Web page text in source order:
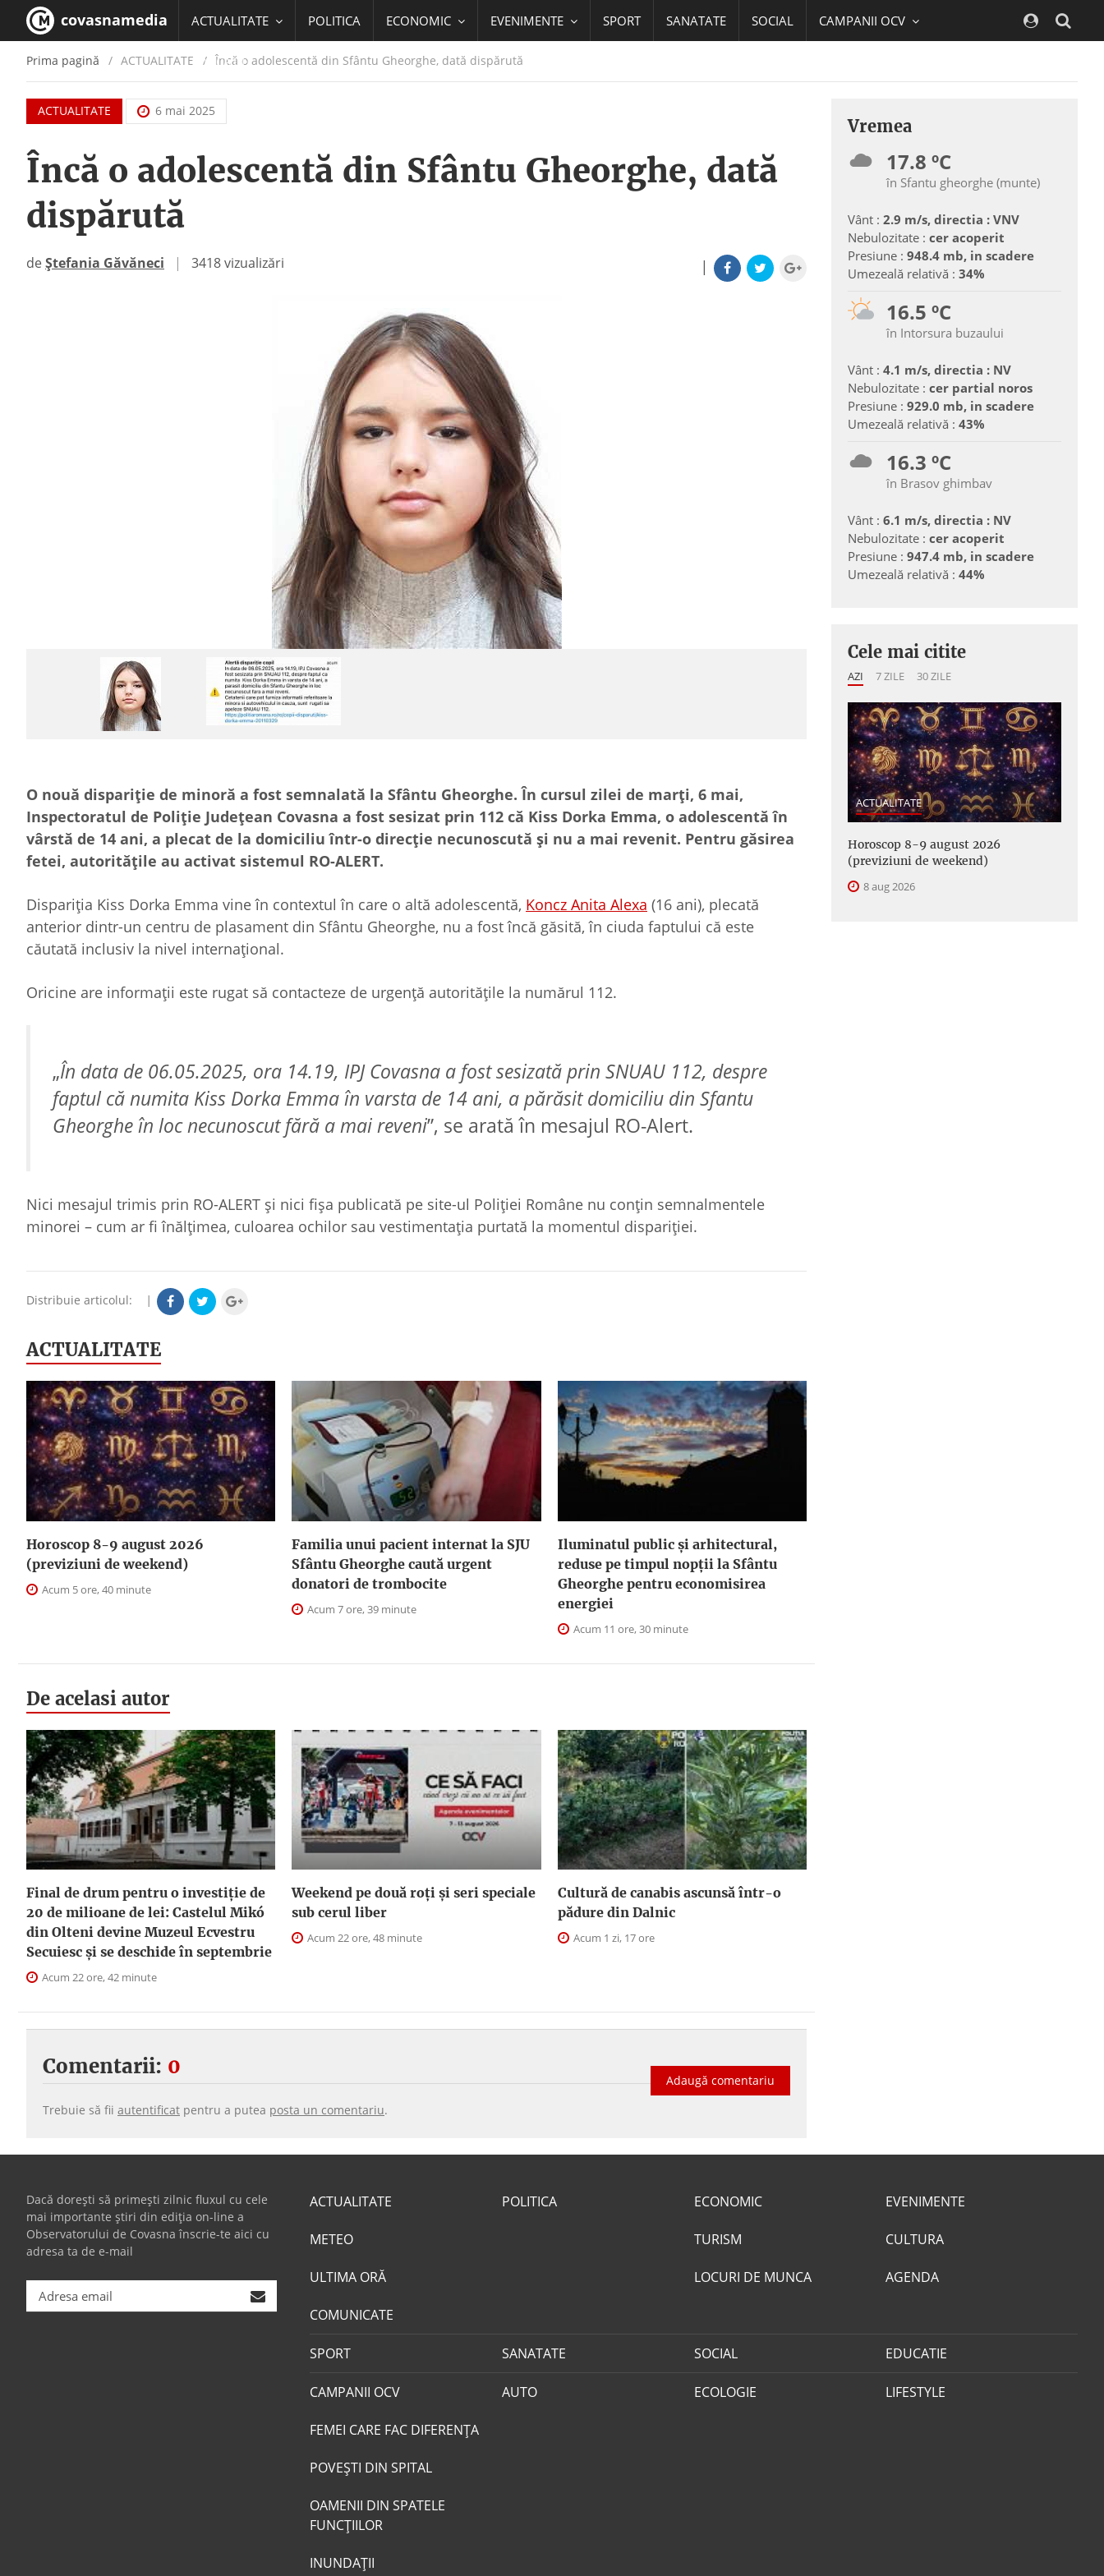
covasnamedia ACTUALITATE POLITICA ECONOMIC EVENIMENTE SPORT SANATATE SOCIAL CAMPANII OCV
EDUCATIE
Prima pagină ACTUALITATE / Încă o adolescentă din Sfântu Gheorghe, dată dispărută
ACTUALITATE 6 mai 2025
Încă o adolescentă din Sfântu Gheorghe, dată
dispărută
|
deȘtefania Găvăneci | 3418 vizualizări
O nouă dispariție de minoră a fost semnalată la Sfântu Gheorghe. În cursul zilei de marți, 6 mai,
Inspectoratul de Poliție Județean Covasna a fost sesizat prin 112 că Kiss Dorka Emma, o adolescentă în
vârstă de 14 ani, a plecat de la domiciliu într-o direcție necunoscută și nu a mai revenit. Pentru găsirea
fetei, autoritățile au activat sistemul RO-ALERT.
Dispariția Kiss Dorka Emma vine în contextul în care o altă adolescentă, Koncz Anita Alexa (16 ani), plecată
anterior dintr-un centru de plasament din Sfântu Gheorghe, nu a fost încă găsită, în ciuda faptului că este
căutată inclusiv la nivel internațional.
Oricine are informații este rugat să contacteze de urgență autoritățile la numărul 112.
„În data de 06.05.2025, ora 14.19, IPJ Covasna a fost sesizată prin SNUAU 112, despre
faptul că numita Kiss Dorka Emma în varsta de 14 ani, a părăsit domiciliu din Sfantu
Gheorghe în loc necunoscut fără a mai reveni”, se arată în mesajul RO-Alert.
Nici mesajul trimis prin RO-ALERT și nici fișa publicată pe site-ul Poliției Române nu conțin semnalmentele
minorei – cum ar fi înălțimea, culoarea ochilor sau vestimentația purtată la momentul dispariției.
Distribuie articolul: |
ACTUALITATE
Horoscop 8-9 august 2026
(previziuni de weekend)
Acum 5 ore, 40 minute
Familia unui pacient internat la SJU
Sfântu Gheorghe caută urgent
donatori de trombocite
Acum 7 ore, 39 minute
Iluminatul public şi arhitectural,
reduse pe timpul nopţii la Sfântu
Gheorghe pentru economisirea
energiei
Acum 11 ore, 30 minute
De acelasi autor
Final de drum pentru o investiție de
20 de milioane de lei: Castelul Mikó
din Olteni devine Muzeul Ecvestru
Secuiesc și se deschide în septembrie
Acum 22 ore, 42 minute
Weekend pe două roți și seri speciale
sub cerul liber
Acum 22 ore, 48 minute
Cultură de canabis ascunsă într-o
pădure din Dalnic
Acum 1 zi, 17 ore
Comentarii: 0
Adaugă comentariu
Trebuie să fii autentificat pentru a putea posta un comentariu.
Vremea
17.8 ºC
în Sfantu gheorghe (munte)
Vânt : 2.9 m/s, directia : VNV
Nebulozitate : cer acoperit
Presiune : 948.4 mb, in scadere
Umezeală relativă : 34%
16.5 ºC
în Intorsura buzaului
Vânt : 4.1 m/s, directia : NV
Nebulozitate : cer partial noros
Presiune : 929.0 mb, in scadere
Umezeală relativă : 43%
16.3 ºC
în Brasov ghimbav
Vânt : 6.1 m/s, directia : NV
Nebulozitate : cer acoperit
Presiune : 947.4 mb, in scadere
Umezeală relativă : 44%
Cele mai citite
AZI 7 ZILE 30 ZILE
ACTUALITATE
Horoscop 8-9 august 2026
(previziuni de weekend)
8 aug 2026
Dacă dorești să primești zilnic fluxul cu cele
mai importante știri din ediția on-line a
Observatorului de Covasna înscrie-te aici cu
adresa ta de e-mail
ACTUALITATE
METEO
ULTIMA ORĂ
COMUNICATE
POLITICA ECONOMIC
TURISM
LOCURI DE MUNCA
EVENIMENTE
CULTURA
AGENDA
SPORT SANATATE SOCIAL EDUCATIE
CAMPANII OCV
FEMEI CARE FAC DIFERENȚA
POVEŞTI DIN SPITAL
OAMENII DIN SPATELE
FUNCŢIILOR
INUNDAŢII
AUTO ECOLOGIE LIFESTYLE